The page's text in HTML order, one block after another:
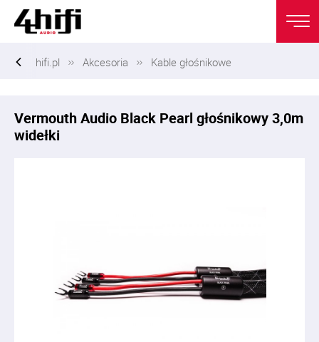
hifi.pl Akcesoria Kable głośnikowe
Vermouth Audio Black Pearl głośnikowy 3,0m
widełki